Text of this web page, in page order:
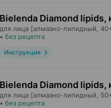
Bielenda Diamond lipids,
для лица [алмазно-липидный,
• без рецепта
Инструкция
Bielenda Diamond lipids,
для лица [алмазно-липидный,
• без рецепта